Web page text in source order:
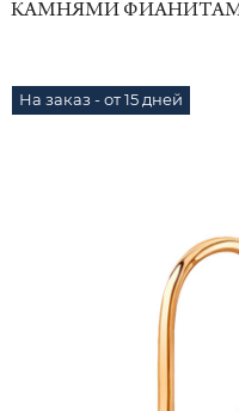
КАМНЯМИ ФИАНИТАМИ
На заказ - от 15 дней